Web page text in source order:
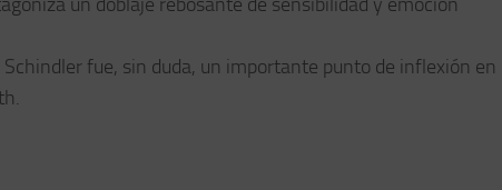
fue, sin duda, un importante punto de inflexión en